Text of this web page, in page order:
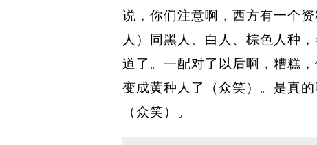
说，你们注意啊，西方有一个
人）同黑人、白人、棕色人种
道了。一配对了以后啊，糟糕
变成黄种人了（众笑）。是真
（众笑）。